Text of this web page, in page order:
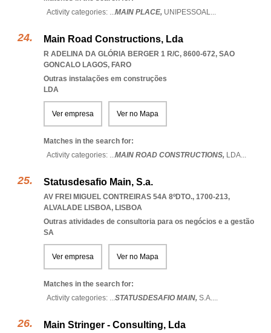
Activity categories: ...MAIN PLACE, UNIPESSOAL...
Main Road Constructions, Lda
R ADELINA DA GLÓRIA BERGER 1 R/C, 8600-672, SAO
GONCALO LAGOS, FARO
Outras instalações em construções
LDA
Ver empresa Ver no Mapa
Matches in the search for:
Activity categories: ...MAIN ROAD CONSTRUCTIONS, LDA...
Statusdesafio Main, S.a.
AV FREI MIGUEL CONTREIRAS 54A 8ºDTO., 1700-213,
ALVALADE LISBOA, LISBOA
Outras atividades de consultoria para os negócios e a gestão
SA
Ver empresa Ver no Mapa
Matches in the search for:
Activity categories: ...STATUSDESAFIO MAIN, S.A....
Main Stringer - Consulting, Lda